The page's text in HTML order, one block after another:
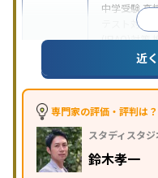
中学受験高
テスト対策
(旧AO)対策
私大対
対策その他
特徴
中高一貫校生
の振替可能
を利用オン
習のみの受講
り
近
専門家の評価・評判は？
スタディスタ
鈴木孝一